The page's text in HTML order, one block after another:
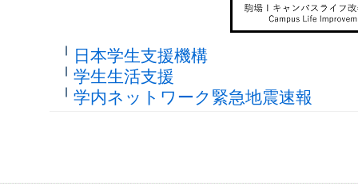
日本学生支援機構
学生生活支援
学内ネットワーク緊急地震速報